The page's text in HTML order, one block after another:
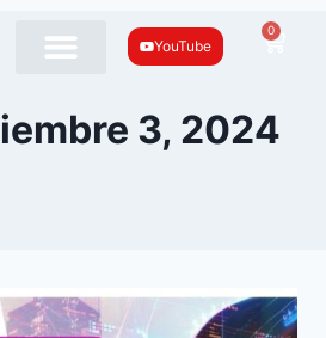
YouTube
0
3, 2024